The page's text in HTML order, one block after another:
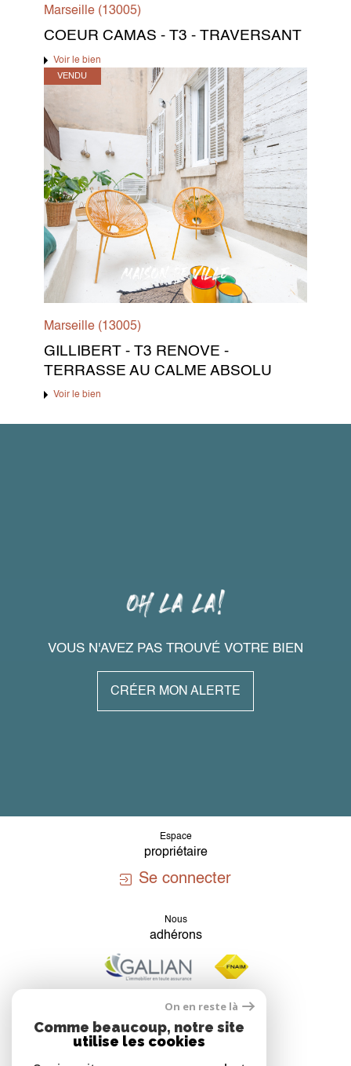
Marseille (13005)
COEUR CAMAS - T3 - TRAVERSANT
Voir le bien
VENDU
Marseille (13005)
GILLIBERT - T3 RENOVE -
TERRASSE AU CALME ABSOLU
Voir le bien
VOUS N'AVEZ PAS TROUVÉ VOTRE BIEN
CRÉER MON ALERTE
Espace
propriétaire
Se connecter
Nous
adhérons
On en reste là
Comme beaucoup, notre site
utilise les cookies